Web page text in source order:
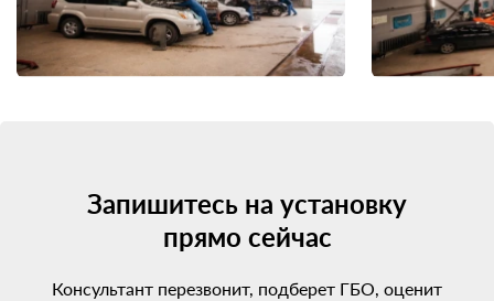
Запишитесь на установку
прямо сейчас
Консультант перезвонит, подберет ГБО, оценит